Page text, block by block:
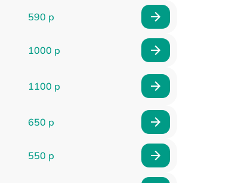
590 р
1000 р
1100 р
650 р
550 р